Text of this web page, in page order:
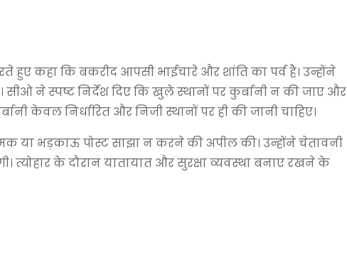
हुए कहा कि बकरीद आपसी भाईचारे और शांति का पर्व है। उन्होंने
ने स्पष्ट निर्देश दिए कि खुले स्थानों पर कुर्बानी न की जाए और
केवल निर्धारित और निजी स्थानों पर ही की जानी चाहिए।
या भड़काऊ पोस्ट साझा न करने की अपील की। उन्होंने चेतावनी
त्योहार के दौरान यातायात और सुरक्षा व्यवस्था बनाए रखने के